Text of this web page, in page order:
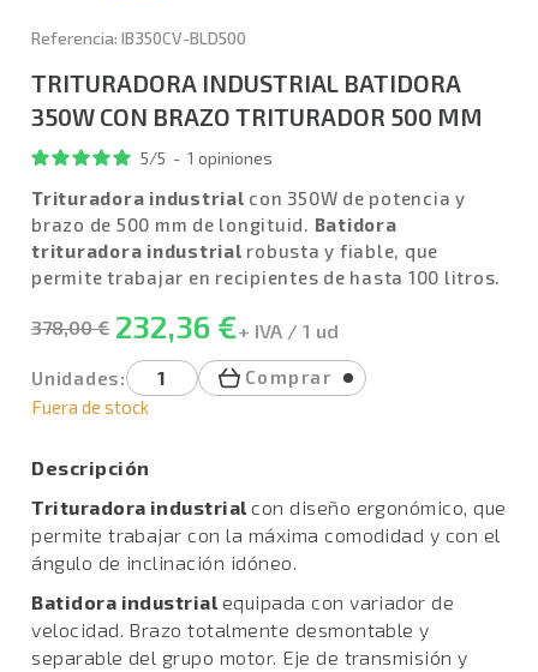
Referencia: IB350CV-BLD500
TRITURADORA INDUSTRIAL BATIDORA
350W CON BRAZO TRITURADOR 500 MM
5/5 - 1opiniones
Trituradora industrial con 350W de potencia y
brazo de 500 mm de longituid. Batidora
trituradora industrial robusta y fiable, que
permite trabajar en recipientes de hasta 100 litros.
378,00 € 232,36 €+ IVA / 1 ud
Unidades:
Comprar
Fuera de stock
Descripción
Trituradora industrial con diseño ergonómico, que
permite trabajar con la máxima comodidad y con el
ángulo de inclinación idóneo.
Batidora industrial equipada con variador de
velocidad. Brazo totalmente desmontable y
separable del grupo motor. Eje de transmisión y